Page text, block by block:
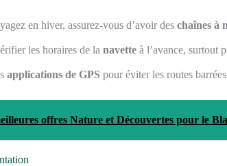
en hiver, assurez-vous d’avoir des chaînes à
les horaires de la navette à l’avance, surtout
applications de GPS pour éviter les routes
offres Nature et Découvertes pour le